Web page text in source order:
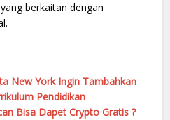
berkaitan dengan
New York Ingin Tambahkan
Pendidikan
Bisa Dapet Crypto Gratis ?